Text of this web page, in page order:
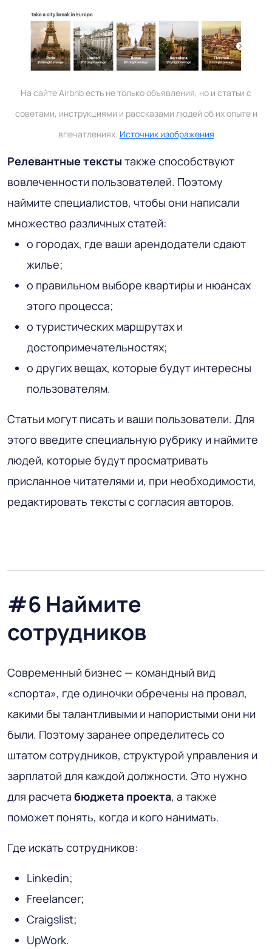
На сайте Airbnb есть не только объявления, но и статьи с
советами, инструкциями и рассказами людей об их опыте и
впечатлениях. Источник изображения
Релевантные тексты также способствуют
вовлеченности пользователей. Поэтому
наймите специалистов, чтобы они написали
множество различных статей:
о городах, где ваши арендодатели сдают
жилье;
о правильном выборе квартиры и нюансах
этого процесса;
о туристических маршрутах и
достопримечательностях;
о других вещах, которые будут интересны
пользователям.
Статьи могут писать и ваши пользователи. Для
этого введите специальную рубрику и наймите
людей, которые будут просматривать
присланное читателями и, при необходимости,
редактировать тексты с согласия авторов.
#6 Наймите
сотрудников
Современный бизнес — командный вид
«спорта», где одиночки обречены на провал,
какими бы талантливыми и напористыми они ни
были. Поэтому заранее определитесь со
штатом сотрудников, структурой управления и
зарплатой для каждой должности. Это нужно
для расчета бюджета проекта, а также
поможет понять, когда и кого нанимать.
Где искать сотрудников:
Linkedin;
Freelancer;
Craigslist;
UpWork.